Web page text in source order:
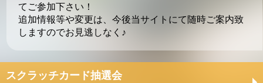
てご参加下さい！
追加情報等や変更は、今後当サイトにて随時ご案内致
しますのでお見逃しなく♪
スクラッチカード抽選会